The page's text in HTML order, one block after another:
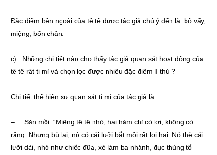
Đặc điểm bên ngoài của tê tê dược tác giả chú ý đến là: bộ vẩy,
miệng, bốn chân.
c) Những chi tiết nào cho thấy tác giả quan sát hoạt động của
tê tê rất ti mỉ và chọn lọc được nhiều đặc điểm lí thú ?
Chi tiết thể hiện sự quan sát tỉ mỉ của tác giả là:
– Săn mồi: “Miệng tê tê nhỏ, hai hàm chỉ có lợi, không có
răng. Nhưng bù lại, nó có cái lưỡi bắt mồi rất lợi hại. Nó thè cái
lưỡi dài, nhỏ như chiếc đũa, xẻ làm ba nhánh, đục thủng tổ